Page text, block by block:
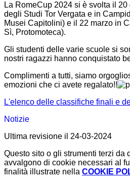
La RomeCup 2024 si è svolta il 20
degli Studi Tor Vergata e in
Musei Capitolini) e il 22 marzo in
Sì, Protomoteca).
Gli studenti delle varie scuole si
nostri ragazzi hanno conquistato
Complimenti a tutti, siamo
emozioni che ci avete regalato!!
L'elenco delle classifiche finali e
Notizie
Ultima revisione il 24-03-2024
Questo sito o gli strumenti terzi da
avvalgono di cookie necessari al
finalità illustrate nella COOKIE